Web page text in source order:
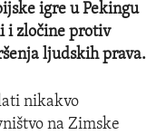
igre u Pekingu
i zločine protiv
ljudskih prava.
nikakvo
na Zimske